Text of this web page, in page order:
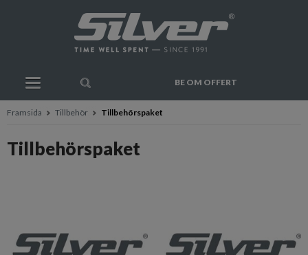
BE OM OFFERT
Framsida Tillbehör Tillbehörspaket
Tillbehörspaket